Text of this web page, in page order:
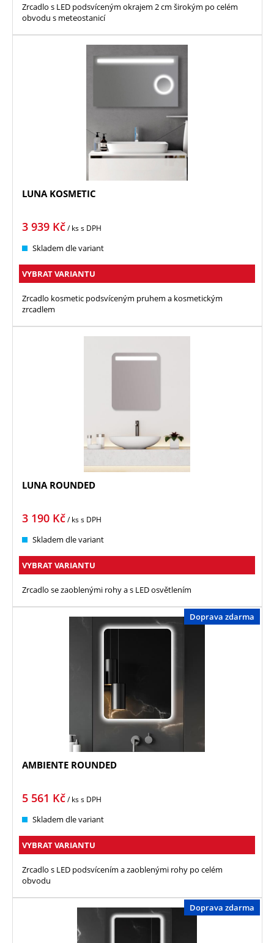
Zrcadlo s LED podsvíceným okrajem 2 cm širokým po celém
obvodu s meteostanicí
LUNA KOSMETIC
3 939 Kč/ kss DPH
Skladem dle variant
VYBRAT VARIANTU
Zrcadlo kosmetic podsvíceným pruhem a kosmetickým
zrcadlem
LUNA ROUNDED
3 190 Kč/ kss DPH
Skladem dle variant
VYBRAT VARIANTU
Zrcadlo se zaoblenými rohy a s LED osvětlením
Doprava zdarma
AMBIENTE ROUNDED
5 561 Kč/ kss DPH
Skladem dle variant
VYBRAT VARIANTU
Zrcadlo s LED podsvícením a zaoblenými rohy po celém
obvodu
Doprava zdarma